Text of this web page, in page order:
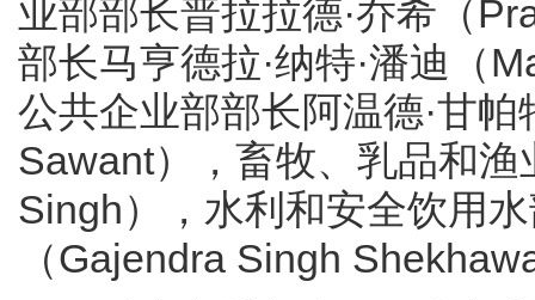
业部部长普拉拉德·乔希（
部长马亨德拉·纳特·潘迪（
公共企业部部长阿温德·甘
Sawant），畜牧、乳品和
Singh），水利和安全饮用
（Gajendra Singh